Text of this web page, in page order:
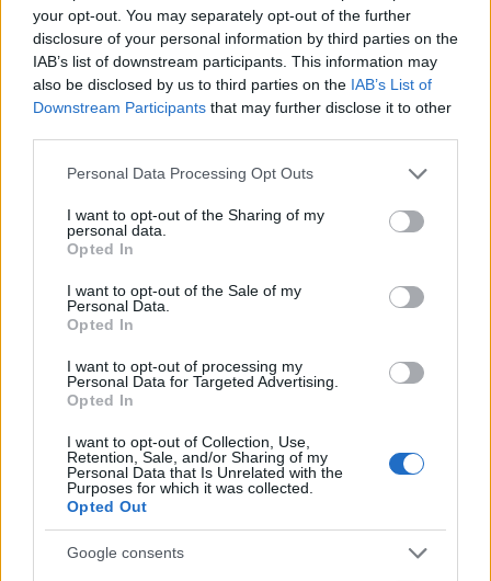
your opt-out. You may separately opt-out of the further
disclosure of your personal information by third parties on the
IAB’s list of downstream participants. This information may
also be disclosed by us to third parties on the IAB’s List of
Downstream Participants that may further disclose it to other
Please note that this website/app uses one or more Google
not limited to your visit or usage behaviour. You may click to
grant or deny consent to Google and its third-party tags to
use your data for below specified purposes in below Google
consent section.
Personal Data Processing Opt Outs
I want to opt-out of the Sharing of my
personal data.
Opted In
I want to opt-out of the Sale of my
Personal Data.
Opted In
I want to opt-out of processing my
Personal Data for Targeted Advertising.
Opted In
I want to opt-out of Collection, Use,
Retention, Sale, and/or Sharing of my
Personal Data that Is Unrelated with the
Purposes for which it was collected.
Opted Out
Google consents
MAGYAR ÉPÍTŐK
Hódmezővásárhely iskolaépítés FERROÉP Zrt.
Másfélszeresére bővítik Hódmezővásárhely jó hírű
református iskoláját
A Szőnyi Benjámin Általános Iskola fejlesztését a FERROÉP
kivitelezheti; a munkák csaknem egy évig tartanak majd.